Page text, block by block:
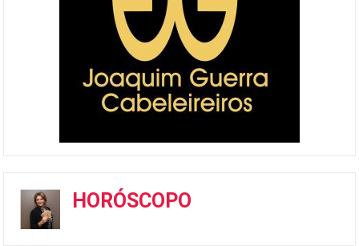
HORÓSCOPO